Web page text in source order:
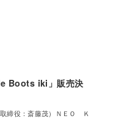
Boots iki」販売決
締役：斎藤茂）ＮＥＯ Ｋ